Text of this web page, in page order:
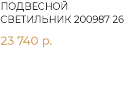
ПОДВЕСНОЙ
СВЕТИЛЬНИК 200987 26
23 740 р.